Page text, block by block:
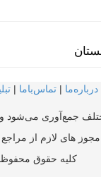
درباره‌ما | تماس‌با‌ما |
جمع‌آوری می‌شود
های لازم از
کلیه حقوق